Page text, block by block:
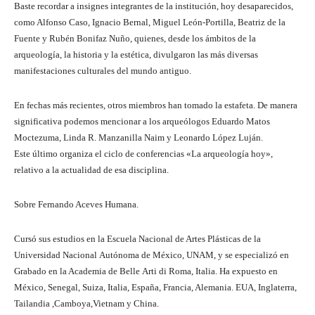
Baste recordar a insignes integrantes de la institución, hoy desaparecidos,
como Alfonso Caso, Ignacio Bernal, Miguel León-Portilla, Beatriz de la
Fuente y Rubén Bonifaz Nuño, quienes, desde los ámbitos de la
arqueología, la historia y la estética, divulgaron las más diversas
manifestaciones culturales del mundo antiguo.
En fechas más recientes, otros miembros han tomado la estafeta. De manera
significativa podemos mencionar a los arqueólogos Eduardo Matos
Moctezuma, Linda R. Manzanilla Naim y Leonardo López Luján.
Este último organiza el ciclo de conferencias «La arqueología hoy»,
relativo a la actualidad de esa disciplina.
Sobre Fernando Aceves Humana.
Cursó sus estudios en la Escuela Nacional de Artes Plásticas de la
Universidad Nacional Autónoma de México, UNAM, y se especializó en
Grabado en la Academia de Belle Arti di Roma, Italia. Ha expuesto en
México, Senegal, Suiza, Italia, España, Francia, Alemania. EUA, Inglaterra,
Tailandia ,Camboya,Vietnam y China.